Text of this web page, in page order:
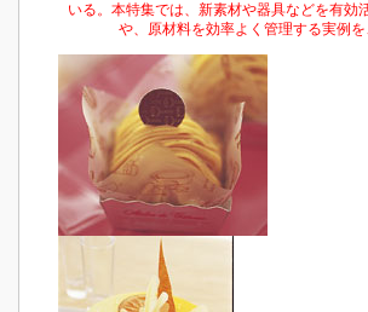
いる。本特集では、新素材や器具などを有
や、原材料を効率よく管理する実例